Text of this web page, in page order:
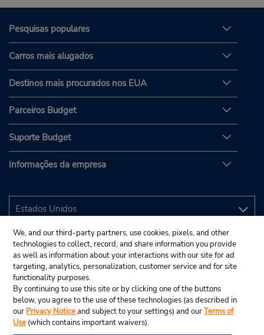
Pesquisas populares
Carros mais alugados
Destinos mais procurados nos EUA
Parceiros Budget
Suporte Budget
Informações da empresa
We, and our third-party partners, use cookies, pixels, and other
technologies to collect, record, and share information you provide
as well as information about your interactions with our site for ad
targeting, analytics, personalization, customer service and for site
functionality purposes.
By continuing to use this site or by clicking one of the buttons
below, you agree to the use of these technologies (as described in
our Privacy Noticeand subject to your settings) and ourTerms of
Use (which contains important waivers).